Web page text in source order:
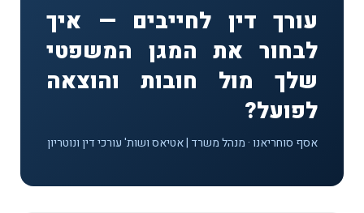
עורך דין לחייבים — איך
לבחור את המגן המשפטי
שלך מול חובות והוצאה
לפועל?
אסף סוחריאנו · מנהל משרד | אטיאס ושות' עורכי דין ונוטריון